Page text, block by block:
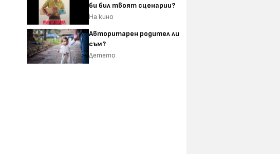
би бил твоят сценарии?
На кино
Авторитарен родител ли
съм?
Детето